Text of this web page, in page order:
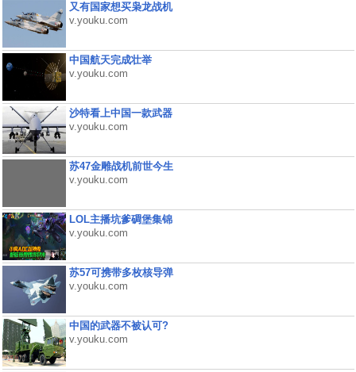
又有国家想买枭龙战机
v.youku.com
中国航天完成壮举
v.youku.com
沙特看上中国一款武器
v.youku.com
苏47金雕战机前世今生
v.youku.com
LOL主播坑爹碉堡集锦
v.youku.com
苏57可携带多枚核导弹
v.youku.com
中国的武器不被认可?
v.youku.com